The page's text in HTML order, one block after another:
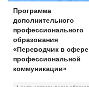
Course image
Course name
Программа
дополнительного
профессионального
образования
«Переводчик в сфере
профессиональной
коммуникации»